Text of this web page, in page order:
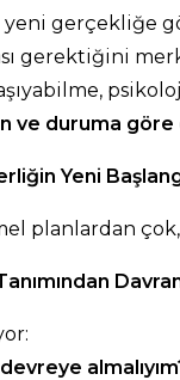
gerçekliğe
gerektiğini
ve duruma
Yeni
planlardan çok,